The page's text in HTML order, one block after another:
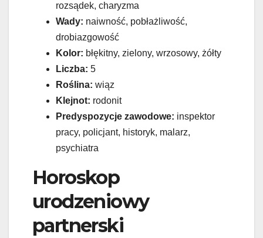
rozsądek, charyzma
Wady: naiwność, pobłażliwość,
drobiazgowość
Kolor: błękitny, zielony, wrzosowy, żółty
Liczba: 5
Roślina: wiąz
Klejnot: rodonit
Predyspozycje zawodowe: inspektor
pracy, policjant, historyk, malarz,
psychiatra
Horoskop
urodzeniowy
partnerski